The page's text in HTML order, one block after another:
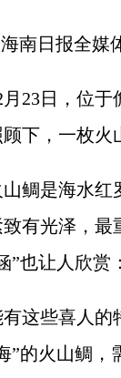
日报全媒
日，位于儋
下，一枚火
是海水红罗
有光泽，最
”也让人欣赏
些喜人的特
”的火山鲷